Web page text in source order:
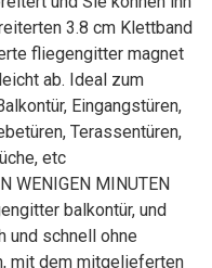
3.8 cm Klettband
fliegengitter magnet
ab. Ideal zum
Eingangstüren,
Terassentüren,
etc
WENIGEN MINUTEN
balkontür, und
und schnell ohne
mit dem mitgelieferten